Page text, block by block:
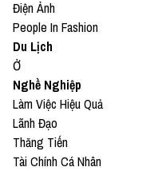
Điện Ảnh
People In Fashion
Du Lịch
Ở
Nghề Nghiệp
Làm Việc Hiệu Quả
Lãnh Đạo
Thăng Tiến
Tài Chính Cá Nhân